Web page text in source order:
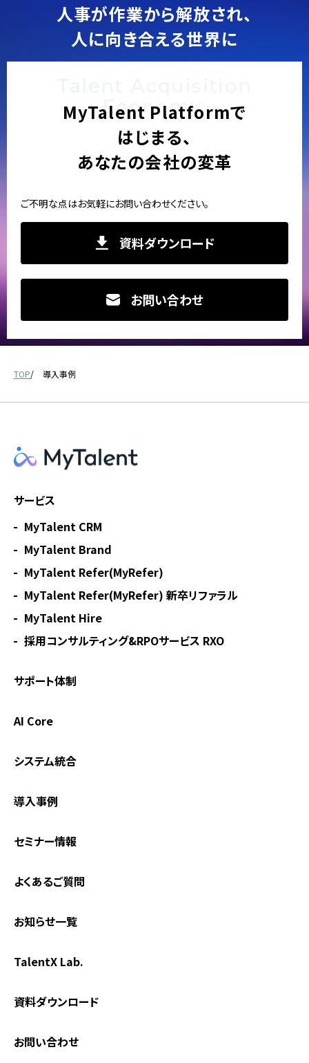
u
s
人事が作業から解放され、
人に向き合える世界に
Economy.
MyTalent Platformで
はじまる、
あなたの会社の変革
ご不明な点はお気軽にお問い合わせください。
資料ダウンロード
お問い合わせ
TOP 導入事例
サービス
MyTalent CRM
MyTalent Brand
MyTalent Refer(MyRefer)
MyTalent Refer(MyRefer) 新卒リファラル
MyTalent Hire
採用コンサルティング&RPOサービス RXO
サポート体制
AI Core
システム統合
導入事例
セミナー情報
よくあるご質問
お知らせ一覧
TalentX Lab.
資料ダウンロード
お問い合わせ